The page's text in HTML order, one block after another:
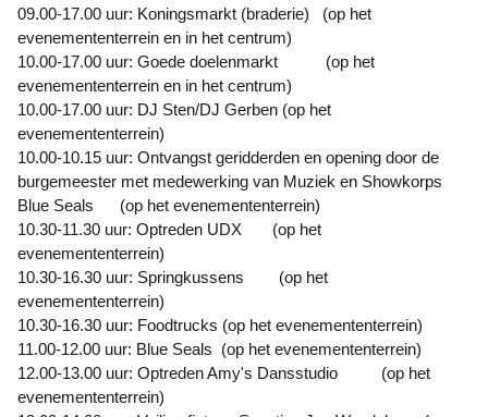
09.00-17.00 uur: Koningsmarkt (braderie) (op het
evenemententerrein en in het centrum)
10.00-17.00 uur: Goede doelenmarkt (op het
evenemententerrein en in het centrum)
10.00-17.00 uur: DJ Sten/DJ Gerben (op het
evenemententerrein)
10.00-10.15 uur: Ontvangst geridderden en opening door de
burgemeester met medewerking van Muziek en Showkorps
Blue Seals (op het evenemententerrein)
10.30-11.30 uur: Optreden UDX (op het
evenemententerrein)
10.30-16.30 uur: Springkussens (op het
evenemententerrein)
10.30-16.30 uur: Foodtrucks (op het evenemententerrein)
11.00-12.00 uur: Blue Seals (op het evenemententerrein)
12.00-13.00 uur: Optreden Amy's Dansstudio (op het
evenemententerrein)